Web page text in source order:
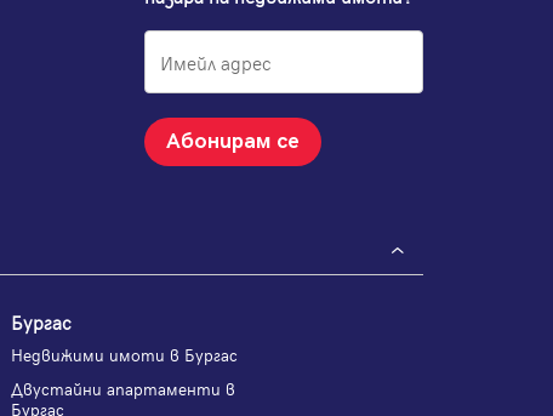
Абонирам се
Бургас
Недвижими имоти в Бургас
Двустайни апартаменти в
Бургас